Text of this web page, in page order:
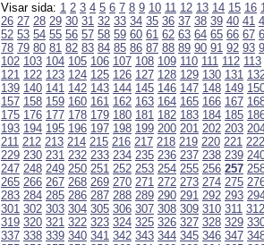
Visar sida: 1 2 3 4 5 6 7 8 9 10 11 12 13 14 15 16
26 27 28 29 30 31 32 33 34 35 36 37 38 39 40 41
52 53 54 55 56 57 58 59 60 61 62 63 64 65 66 67
78 79 80 81 82 83 84 85 86 87 88 89 90 91 92 93
102 103 104 105 106 107 108 109 110 111 112 113
121 122 123 124 125 126 127 128 129 130 131
139 140 141 142 143 144 145 146 147 148 149
157 158 159 160 161 162 163 164 165 166 167
175 176 177 178 179 180 181 182 183 184 185
193 194 195 196 197 198 199 200 201 202 203
211 212 213 214 215 216 217 218 219 220 221 222
229 230 231 232 233 234 235 236 237 238 239
247 248 249 250 251 252 253 254 255 256 257
265 266 267 268 269 270 271 272 273 274 275
283 284 285 286 287 288 289 290 291 292 293
301 302 303 304 305 306 307 308 309 310 311 312
319 320 321 322 323 324 325 326 327 328 329
337 338 339 340 341 342 343 344 345 346 347